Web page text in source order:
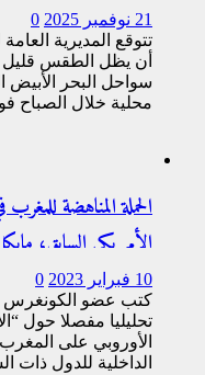
21 نوفمبر 2025
0
تتوقع المديرية
أن يظل الطقس
سواحل البحر
محلية خلال الصباح
الحملة المناهضة
الأمريكي السابق،
10 فبراير 2023
0
كتب عضو الكونغرس
تحليليا مفصلا حول
الأوروبي على
الداخلية للدول ذات